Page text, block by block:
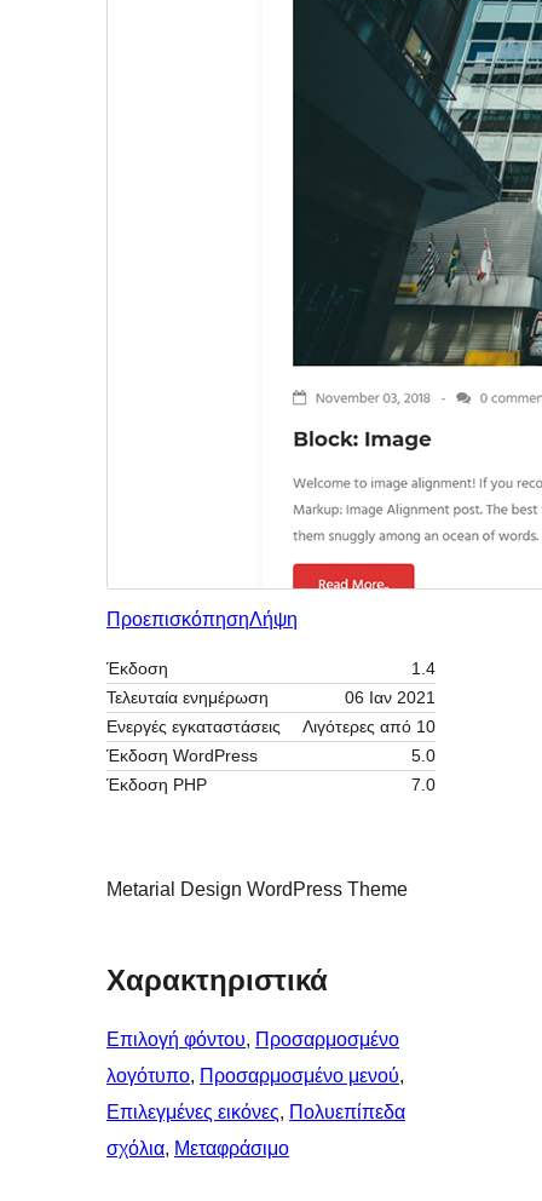
ΠροεπισκόπησηΛήψη
Έκδοση
1.4
Τελευταία ενημέρωση
06 Ιαν 2021
Ενεργές εγκαταστάσεις
Λιγότερες από 10
Έκδοση WordPress
5.0
Έκδοση ΡΗΡ
7.0
Metarial Design WordPress Theme
Χαρακτηριστικά
Επιλογή φόντου, Προσαρμοσμένο
λογότυπο, Προσαρμοσμένο μενού
Επιλεγμένες εικόνες, Πολυεπίπεδα
σχόλια, Μεταφράσιμο